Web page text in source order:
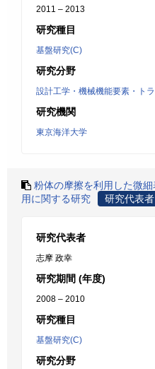
2011 – 2013
研究種目
基盤研究(C)
研究分野
設計工学・機械機能要素・ト
研究機関
東京海洋大学
粉体の摩擦を利用した微
用に関する研究
研究代表者
研究代表者
志摩 政幸
研究期間 (年度)
2008 – 2010
研究種目
基盤研究(C)
研究分野